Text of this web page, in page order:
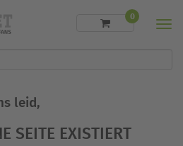
0
leid,
SEITE EXISTIERT